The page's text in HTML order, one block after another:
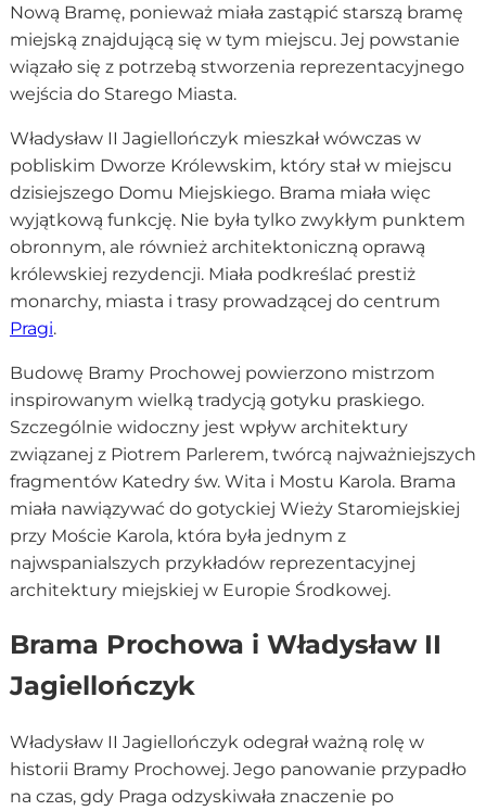
Nową Bramę, ponieważ miała zastąpić starszą bramę
miejską znajdującą się w tym miejscu. Jej powstanie
wiązało się z potrzebą stworzenia reprezentacyjnego
wejścia do Starego Miasta.
Władysław II Jagiellończyk mieszkał wówczas w
pobliskim Dworze Królewskim, który stał w miejscu
dzisiejszego Domu Miejskiego. Brama miała więc
wyjątkową funkcję. Nie była tylko zwykłym punktem
obronnym, ale również architektoniczną oprawą
królewskiej rezydencji. Miała podkreślać prestiż
monarchy, miasta i trasy prowadzącej do centrum
Pragi.
Budowę Bramy Prochowej powierzono mistrzom
inspirowanym wielką tradycją gotyku praskiego.
Szczególnie widoczny jest wpływ architektury
związanej z Piotrem Parlerem, twórcą najważniejszych
fragmentów Katedry św. Wita i Mostu Karola. Brama
miała nawiązywać do gotyckiej Wieży Staromiejskiej
przy Moście Karola, która była jednym z
najwspanialszych przykładów reprezentacyjnej
architektury miejskiej w Europie Środkowej.
Brama Prochowa i Władysław II
Jagiellończyk
Władysław II Jagiellończyk odegrał ważną rolę w
historii Bramy Prochowej. Jego panowanie przypadło
na czas, gdy Praga odzyskiwała znaczenie po